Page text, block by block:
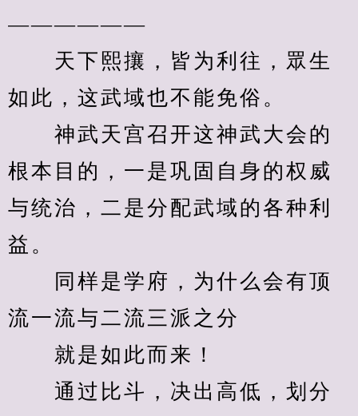
——————
天下熙攘，皆为利往，眾生
如此，这武域也不能免俗。
神武天宫召开这神武大会的
根本目的，一是巩固自身的权威
与统治，二是分配武域的各种利
益。
同样是学府，为什么会有顶
流一流与二流三派之分
就是如此而来！
通过比斗，决出高低，划分